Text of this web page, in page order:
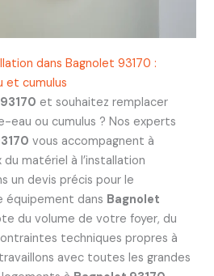
dans Bagnolet 93170 :
et cumulus
et souhaitez remplacer
eau ou cumulus ? Nos experts
vous accompagnent à
matériel à l’installation
un devis précis pour le
dans Bagnolet
du volume de votre foyer, du
techniques propres à
avec toutes les grandes